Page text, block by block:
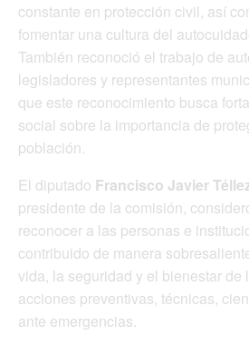
constante en protección civil, así
fomentar una cultura del
También reconoció el trabajo de
legisladores y representantes
que este reconocimiento busca
social sobre la importancia de
población.
El diputado Francisco Javier
presidente de la comisión,
reconocer a las personas e
contribuido de manera
vida, la seguridad y el bienestar
acciones preventivas, técnicas,
ante emergencias.